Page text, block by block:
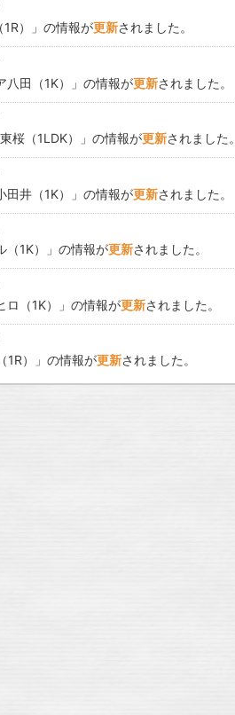
（1R）」の情報が更新されました。
八田 （1K）」の情報が更新されました。
桜 （1LDK）」の情報が更新されました。
田井 （1K）」の情報が更新されました。
（1K）」の情報が更新されました。
ロ （1K）」の情報が更新されました。
（1R）」の情報が更新されました。